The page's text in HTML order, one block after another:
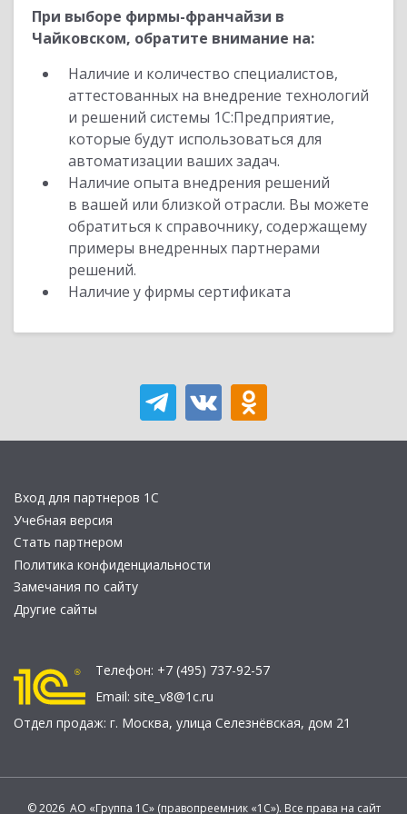
При выборе фирмы-франчайзи в
Чайковском, обратите внимание на:
Наличие и количество специалистов,
аттестованных на внедрение технологий
и решений системы 1С:Предприятие,
которые будут использоваться для
автоматизации ваших задач.
Наличие опыта внедрения решений
в вашей или близкой отрасли. Вы можете
обратиться к справочнику, содержащему
примеры внедренных партнерами
решений.
Наличие у фирмы сертификата
Вход для партнеров 1С
Учебная версия
Стать партнером
Политика конфиденциальности
Замечания по сайту
Другие сайты
Телефон: +7 (495) 737-92-57
Email: site_v8@1c.ru
Отдел продаж: г. Москва, улица Селезнёвская, дом 21
© 2026 АО «Группа 1С» (правопреемник «1С»). Все права на сайт